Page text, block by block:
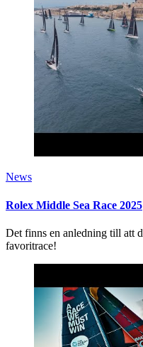
News
Rolex Middle Sea Race 2025
Det finns en anledning till att
favoritrace!